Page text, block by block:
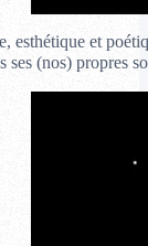
esthétique et
ses (nos) propres